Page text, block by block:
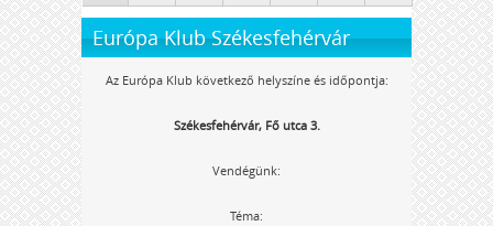
Európa Klub Székesfehérvár
Az Európa Klub következő helyszíne és időpontja:
Székesfehérvár, Fő utca 3.
Vendégünk:
Téma: